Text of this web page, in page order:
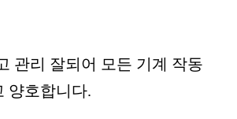
관리 잘되어 모든 기계 작동
양호합니다.